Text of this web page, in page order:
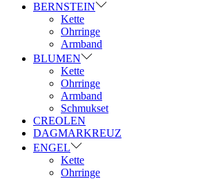
BERNSTEIN
Kette
Ohrringe
Armband
BLUMEN
Kette
Ohrringe
Armband
Schmukset
CREOLEN
DAGMARKREUZ
ENGEL
Kette
Ohrringe